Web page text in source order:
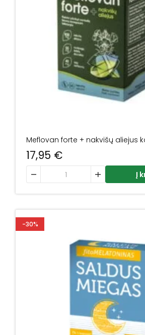
Meflovan forte + nakvišų aliejus
17,95 €
produkto kiekis: Meflovan forteĮ
-30%